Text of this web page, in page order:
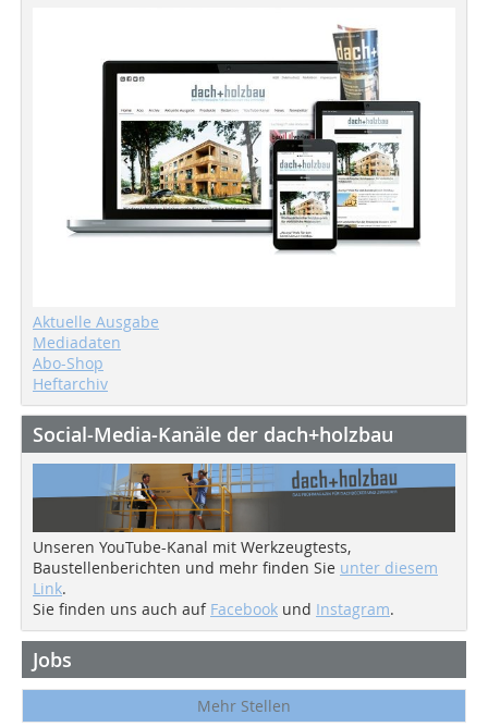
Aktuelle Ausgabe
Mediadaten
Abo-Shop
Heftarchiv
Social-Media-Kanäle der dach+holzbau
Unseren YouTube-Kanal mit Werkzeugtests,
Baustellenberichten und mehr finden Sie unter diesem
Link.
Sie finden uns auch auf Facebook und Instagram.
Jobs
Mehr Stellen